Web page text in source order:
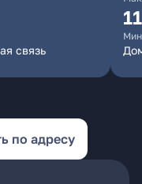
связь
по адресу